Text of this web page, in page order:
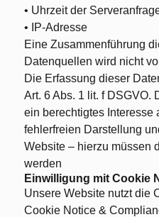
• Uhrzeit der
• IP-Adresse
Eine Zusammenführung
Datenquellen wird nicht
Die Erfassung dieser
Art. 6 Abs. 1 lit. f DSGVO.
ein berechtigtes Interesse
fehlerfreien Darstellung
Website – hierzu müssen
werden
Einwilligung mit Cookie
Unsere Website nutzt die
Cookie Notice &